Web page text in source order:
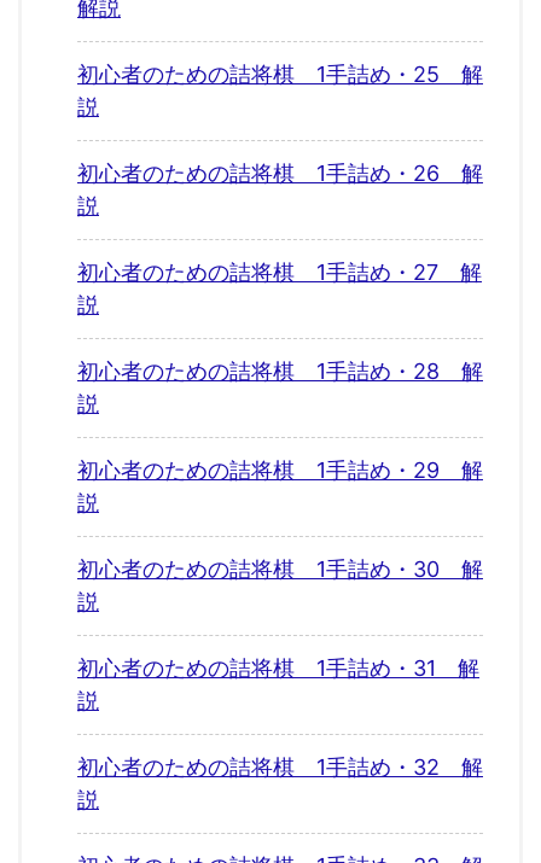
解説
初心者のための詰将棋 1手詰め・25 解
説
初心者のための詰将棋 1手詰め・26 解
説
初心者のための詰将棋 1手詰め・27 解
説
初心者のための詰将棋 1手詰め・28 解
説
初心者のための詰将棋 1手詰め・29 解
説
初心者のための詰将棋 1手詰め・30 解
説
初心者のための詰将棋 1手詰め・31 解
説
初心者のための詰将棋 1手詰め・32 解
説